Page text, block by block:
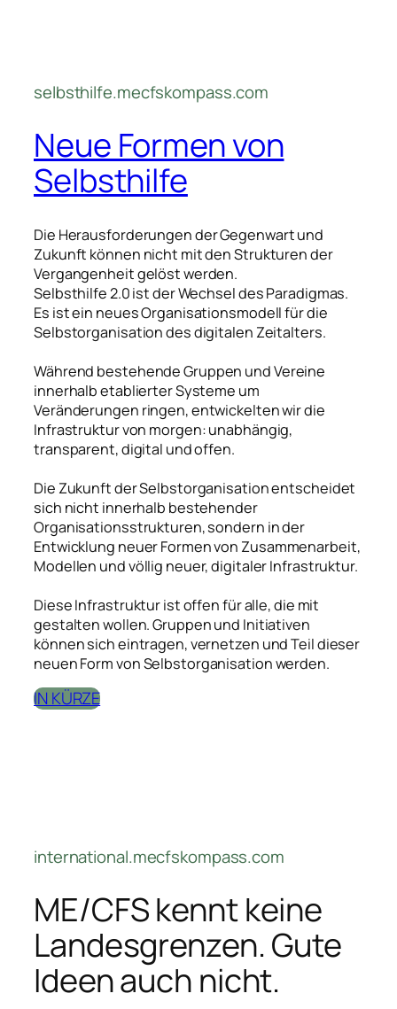
selbsthilfe.mecfskompass.com
Neue Formen von
Selbsthilfe
Die Herausforderungen der Gegenwart und
Zukunft können nicht mit den Strukturen der
Vergangenheit gelöst werden.
Selbsthilfe 2.0 ist der Wechsel des Paradigmas.
Es ist ein neues Organisationsmodell für die
Selbstorganisation des digitalen Zeitalters.
Während bestehende Gruppen und Vereine
innerhalb etablierter Systeme um
Veränderungen ringen, entwickelten wir die
Infrastruktur von morgen: unabhängig,
transparent, digital und offen.
Die Zukunft der Selbstorganisation entscheidet
sich nicht innerhalb bestehender
Organisationsstrukturen, sondern in der
Entwicklung neuer Formen von Zusammenarbeit,
Modellen und völlig neuer, digitaler Infrastruktur.
Diese Infrastruktur ist offen für alle, die mit
gestalten wollen. Gruppen und Initiativen
können sich eintragen, vernetzen und Teil dieser
neuen Form von Selbstorganisation werden.
IN KÜRZE
international.mecfskompass.com
ME/CFS kennt keine
Landesgrenzen. Gute
Ideen auch nicht.